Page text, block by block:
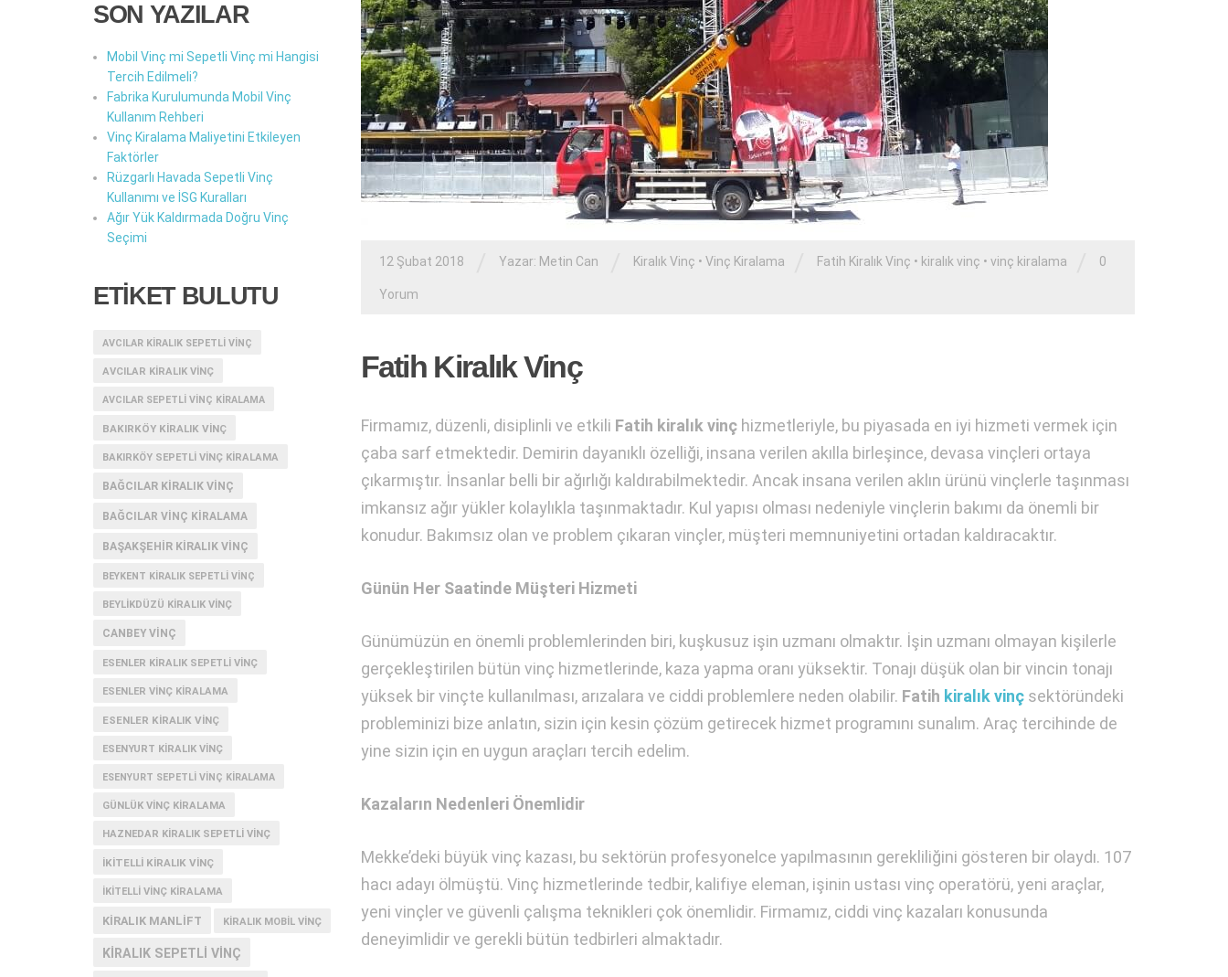
12 Şubat 2018 Yazar: Metin Can Kiralık Vinç • Vinç Kiralama Fatih Kiralık Vinç • kiralık vinç • vinç kiralama 0
Yorum
Fatih Kiralık Vinç
Firmamız, düzenli, disiplinli ve etkili Fatih kiralık vinçhizmetleriyle, bu piyasada en iyi hizmeti vermek için
çaba sarf etmektedir. Demirin dayanıklı özelliği, insana verilen akılla birleşince, devasa vinçleri ortaya
çıkarmıştır. İnsanlar belli bir ağırlığı kaldırabilmektedir. Ancak insana verilen aklın ürünü vinçlerle taşınması
imkansız ağır yükler kolaylıkla taşınmaktadır. Kul yapısı olması nedeniyle vinçlerin bakımı da önemli bir
konudur. Bakımsız olan ve problem çıkaran vinçler, müşteri memnuniyetini ortadan kaldıracaktır.
Günün Her Saatinde Müşteri Hizmeti
Günümüzün en önemli problemlerinden biri, kuşkusuz işin uzmanı olmaktır. İşin uzmanı olmayan kişilerle
gerçekleştirilen bütün vinç hizmetlerinde, kaza yapma oranı yüksektir. Tonajı düşük olan bir vincin tonajı
yüksek bir vinçte kullanılması, arızalara ve ciddi problemlere neden olabilir. Fatih kiralık vinçsektöründeki
probleminizi bize anlatın, sizin için kesin çözüm getirecek hizmet programını sunalım. Araç tercihinde de
yine sizin için en uygun araçları tercih edelim.
Kazaların Nedenleri Önemlidir
Mekke’deki büyük vinç kazası, bu sektörün profesyonelce yapılmasının gerekliliğini gösteren bir olaydı. 107
hacı adayı ölmüştü. Vinç hizmetlerinde tedbir, kalifiye eleman, işinin ustası vinç operatörü, yeni araçlar,
yeni vinçler ve güvenli çalışma teknikleri çok önemlidir. Firmamız, ciddi vinç kazaları konusunda
deneyimlidir ve gerekli bütün tedbirleri almaktadır.
SON YAZILAR
Mobil Vinç mi Sepetli Vinç mi Hangisi
Tercih Edilmeli?
Fabrika Kurulumunda Mobil Vinç
Kullanım Rehberi
Vinç Kiralama Maliyetini Etkileyen
Faktörler
Rüzgarlı Havada Sepetli Vinç
Kullanımı ve İSG Kuralları
Ağır Yük Kaldırmada Doğru Vinç
Seçimi
ETİKET BULUTU
AVCILAR KIRALIK SEPETLI VINÇ
AVCILAR KIRALIK VINÇ
AVCILAR SEPETLI VINÇ KIRALAMA
BAKIRKÖY KIRALIK VINÇ
BAKIRKÖY SEPETLI VINÇ KIRALAMA
BAĞCILAR KIRALIK VINÇ
BAĞCILAR VINÇ KIRALAMA
BAŞAKŞEHIR KIRALIK VINÇ
BEYKENT KIRALIK SEPETLI VINÇ
BEYLIKDÜZÜ KIRALIK VINÇ
CANBEY VINÇ
ESENLER KIRALIK SEPETLI VINÇ
ESENLER VINÇ KIRALAMA
ESENLER KIRALIK VINÇ
ESENYURT KIRALIK VINÇ
ESENYURT SEPETLI VINÇ KIRALAMA
GÜNLÜK VINÇ KIRALAMA
HAZNEDAR KIRALIK SEPETLI VINÇ
IKITELLI KIRALIK VINÇ
IKITELLI VINÇ KIRALAMA
KIRALIK MANLIFT KIRALIK MOBIL VINÇ
KIRALIK SEPETLI VINÇ